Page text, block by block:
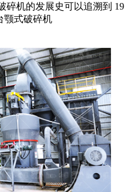
碎机的发展史可以追溯到 19
颚式破碎机